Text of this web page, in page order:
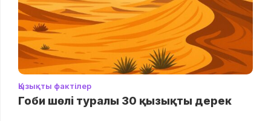
Қызықты фактілер
Гоби шөлі туралы 30 қызықты дерек